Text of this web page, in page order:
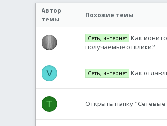
Автор
темы
Похожие темы
Сеть, интернет Как
получаемые отклики?
V Сеть, интернет Как
T Открыть папку